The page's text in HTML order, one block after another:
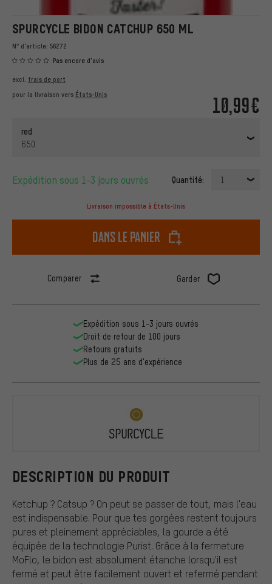
SPURCYCLE BIDON CATCHUP 650 ML
N° d'article: 56272
Pas encore d'avis
10,99€
excl. frais de port
pour la livraison vers États-Unis
red
650
Expédition sous 1-3 jours ouvrés Quantité: 1
Livraison impossible à États-Unis
dans le panier
Comparer Garder
DESCRIPTION DU PRODUIT
Ketchup ? Catsup ? On peut se passer de tout, mais l'eau
est indispensable. Pour que tes gorgées restent toujours
pures et pleinement appréciables, la gourde a été
équipée de la technologie Purist. Grâce à la fermeture
MoFlo, le bidon est absolument étanche lorsqu'il est
fermé et peut être facilement ouvert et refermé pendant
Expédition sous 1-3 jours ouvrés
Droit de retour de 100 jours
Retours gratuits
Plus de 25 ans d'expérience